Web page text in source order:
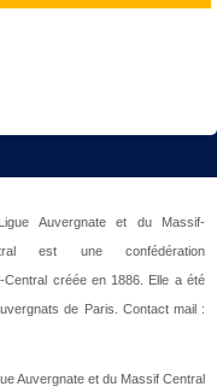
Auvergnate et du Massif-
est une confédération
Central créée en 1886. Elle a été
de Paris. Contact mail :
Auvergnate et du Massif Central